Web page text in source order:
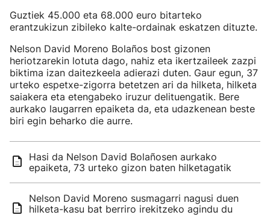
Guztiek 45.000 eta 68.000 euro bitarteko
erantzukizun zibileko kalte-ordainak eskatzen dituzte.
Nelson David Moreno Bolaños bost gizonen
heriotzarekin lotuta dago, nahiz eta ikertzaileek zazpi
biktima izan daitezkeela adierazi duten. Gaur egun, 37
urteko espetxe-zigorra betetzen ari da hilketa, hilketa
saiakera eta etengabeko iruzur delituengatik. Bere
aurkako laugarren epaiketa da, eta udazkenean beste
biri egin beharko die aurre.
Hasi da Nelson David Bolañosen aurkako
epaiketa, 73 urteko gizon baten hilketagatik
Nelson David Moreno susmagarri nagusi duen
hilketa-kasu bat berriro irekitzeko agindu du